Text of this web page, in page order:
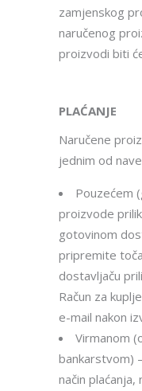
zamjenskog
naručenog
proizvodi biti
PLAĆANJE
Naručene
jednim od
Pouzećem
proizvode
gotovinom
pripremite
dostavljaču
Račun za
e-mail nakon
Virmanom
bankarstvom)
način plaćanja,